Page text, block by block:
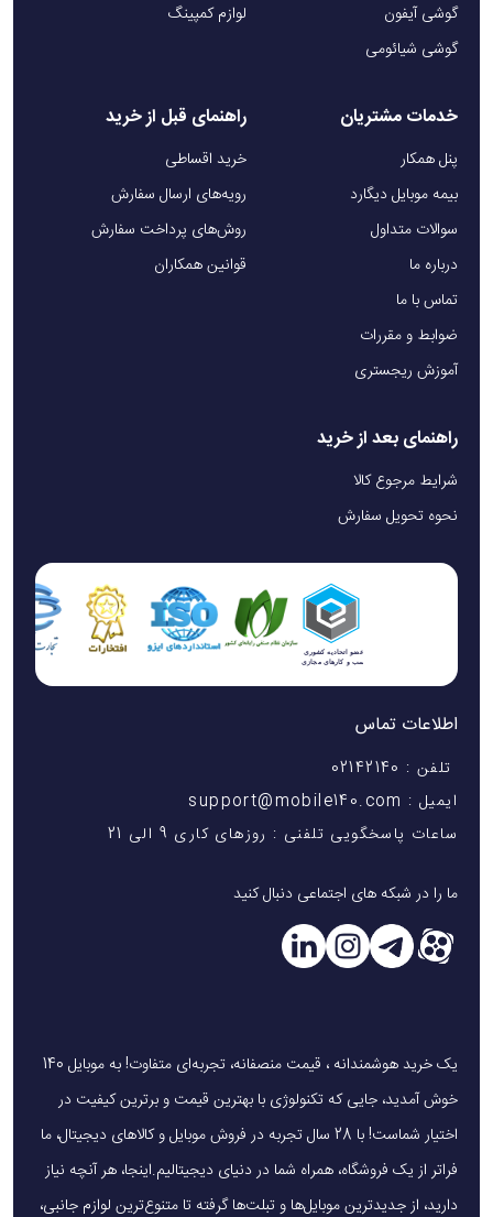
گوشی آیفون
گوشی شیائومی
لوازم کمپینگ
خدمات مشتریان
پنل همکار
بیمه موبایل دیگارد
سوالات متداول
درباره ما
تماس با ما
ضوابط و مقررات
آموزش ریجستری
راهنمای قبل از خرید
خرید اقساطی
رویه‌های ارسال سفارش
روش‌های پرداخت سفارش
قوانین همکاران
راهنمای بعد از خرید
شرایط مرجوع کالا
نحوه تحویل سفارش
اطلاعات تماس
تلفن : 02142140
ایمیل : support@mobile140.com
ساعات پاسخگویی تلفنی : روزهای کاری 9 الی 21
ما را در شبکه های اجتماعی دنبال کنید
یک خرید هوشمندانه ، قیمت منصفانه، تجربه‌ای متفاوت! به موبایل 140
خوش آمدید، جایی که تکنولوژی با بهترین قیمت و برترین کیفیت در
اختیار شماست! با 28 سال تجربه در فروش موبایل و کالاهای دیجیتال، ما
فراتر از یک فروشگاه، همراه شما در دنیای دیجیتالیم.اینجا، هر آنچه نیاز
دارید، از جدیدترین موبایل‌ها و تبلت‌ها گرفته تا متنوع‌ترین لوازم جانبی،